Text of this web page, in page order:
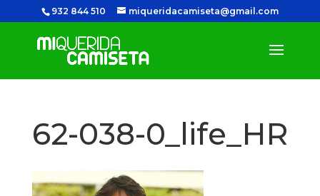
932 844 510 miqueridacamiseta@gmail.com
62-038-0_life_HR